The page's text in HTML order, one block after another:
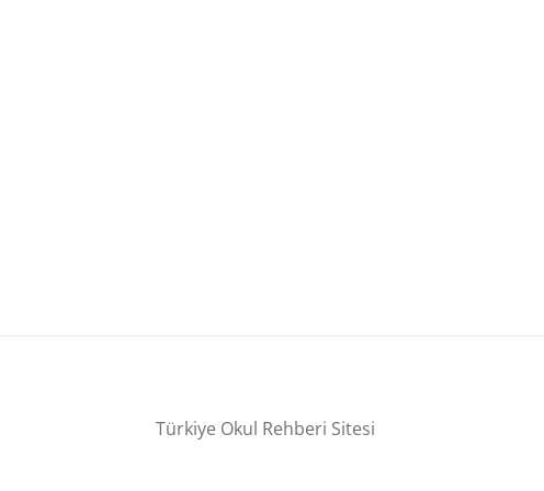
Türkiye Okul Rehberi Sitesi